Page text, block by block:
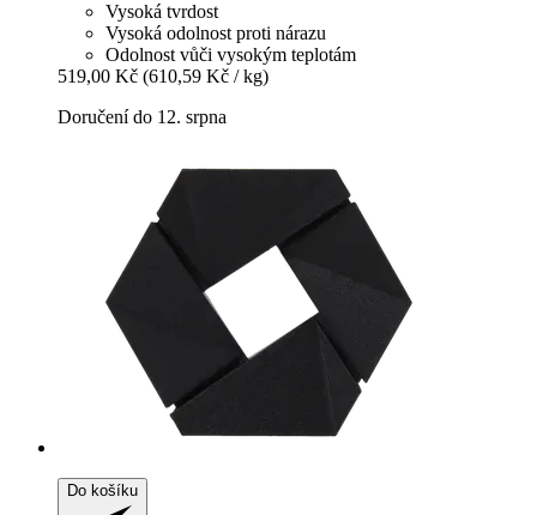
Vysoká tvrdost
Vysoká odolnost proti nárazu
Odolnost vůči vysokým teplotám
519,00 Kč (610,59 Kč / kg)
Doručení do 12. srpna
Do košíku